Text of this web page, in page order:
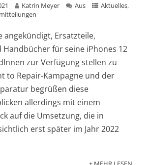
Katrin Meyer Aus Aktuelles,
angekündigt, Ersatzteile,
Handbücher für seine iPhones 12
zur Verfügung stellen zu
to Repair-Kampagne und der
begrüßen diese
allerdings mit einem
auf die Umsetzung, die in
erst später im Jahr 2022